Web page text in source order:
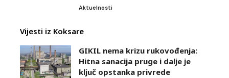
Aktuelnosti
Vijesti iz Koksare
GIKIL nema krizu rukovođenja:
Hitna sanacija pruge i dalje je
ključ opstanka privrede